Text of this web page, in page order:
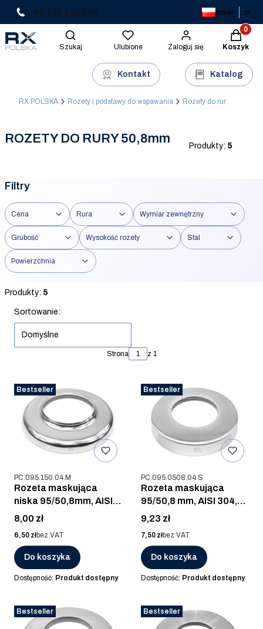
+48 789 169 949 polski zł
Otwórz wyszukiwarkę
Szukaj Ulubione Zaloguj się Koszyk
Kontakt Katalog
RX POLSKA Rozety i podstawy do wspawania Rozety do rur
ROZETY DO RURY 50,8mm
Produkty: 5
Filtry
Cena Rura Wymiar zewnętrzny
Grubość Wysokość rozety Stal
Powierzchnia
Koniec filtrów
Produkty: 5
Lista produktów
Sortowanie:
Domyślne
Strona z 1
Bestseller
Kod produktu
PC.095.150.04.M
Rozeta maskująca
niska 95/50,8mm, AISI
304, POLER
Cena
8,00 zł
Cena
6,50 złbez VAT
Do koszyka
Dostępność: Produkt dostępny
Bestseller
Kod produktu
PC.095.0508.04.S
Rozeta maskująca
95/50,8 mm, AISI 304,
SZLIF
Cena
9,23 zł
Cena
7,50 złbez VAT
Do koszyka
Dostępność: Produkt dostępny
Bestseller Bestseller